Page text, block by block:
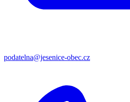
podatelna@jesenice-obec.cz